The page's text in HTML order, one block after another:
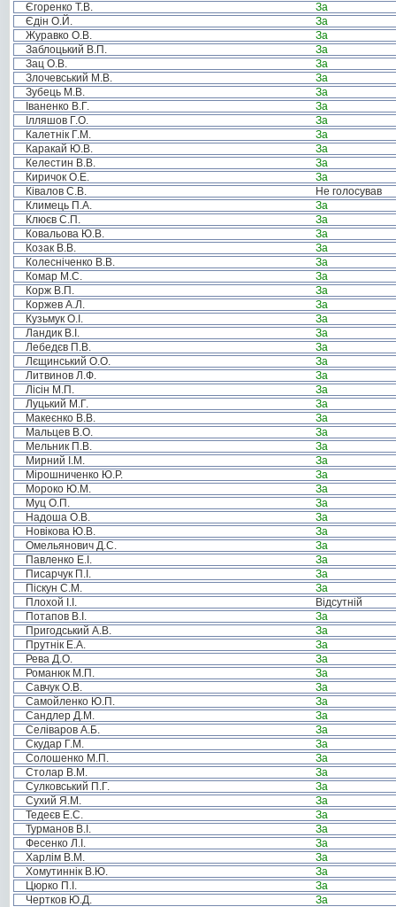
Єгоренко Т.В.
За
Єдін О.Й.
За
Журавко О.В.
За
Заблоцький В.П.
За
Зац О.В.
За
Злочевський М.В.
За
Зубець М.В.
За
Іваненко В.Г.
За
Ілляшов Г.О.
За
Калетнік Г.М.
За
Каракай Ю.В.
За
Келестин В.В.
За
Киричок О.Е.
За
Ківалов С.В.
Не голосував
Климець П.А.
За
Клюєв С.П.
За
Ковальова Ю.В.
За
Козак В.В.
За
Колесніченко В.В.
За
Комар М.С.
За
Корж В.П.
За
Коржев А.Л.
За
Кузьмук О.І.
За
Ландик В.І.
За
Лебедєв П.В.
За
Лєщинський О.О.
За
Литвинов Л.Ф.
За
Лісін М.П.
За
Луцький М.Г.
За
Макеєнко В.В.
За
Мальцев В.О.
За
Мельник П.В.
За
Мирний І.М.
За
Мірошниченко Ю.Р.
За
Мороко Ю.М.
За
Муц О.П.
За
Надоша О.В.
За
Новікова Ю.В.
За
Омельянович Д.С.
За
Павленко Е.І.
За
Писарчук П.І.
За
Піскун С.М.
За
Плохой І.І.
Відсутній
Потапов В.І.
За
Пригодський А.В.
За
Прутнік Е.А.
За
Рева Д.О.
За
Романюк М.П.
За
Савчук О.В.
За
Самойленко Ю.П.
За
Сандлер Д.М.
За
Селіваров А.Б.
За
Скудар Г.М.
За
Солошенко М.П.
За
Столар В.М.
За
Сулковський П.Г.
За
Сухий Я.М.
За
Тедеєв Е.С.
За
Турманов В.І.
За
Фесенко Л.І.
За
Харлім В.М.
За
Хомутиннік В.Ю.
За
Цюрко П.І.
За
Чертков Ю.Д.
За